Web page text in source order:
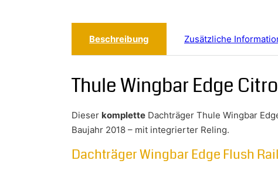
Beschreibung Zusätzliche
Thule Wingbar Edge
Dieser komplette Dachträger Thule Wingbar
Baujahr 2018 – mit integrierter Reling.
Dachträger Wingbar Edge Flush